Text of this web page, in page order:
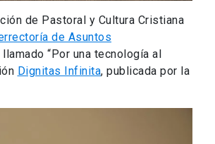
de Pastoral y Cultura Cristiana
de Asuntos
“Por una tecnología al
Dignitas Infinita, publicada por la